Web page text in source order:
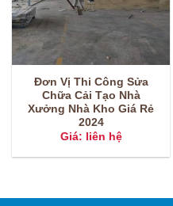
Đơn Vị Thi Công Sửa
Chữa Cải Tạo Nhà
Xưởng Nhà Kho Giá Rẻ
2024
Giá: liên hệ